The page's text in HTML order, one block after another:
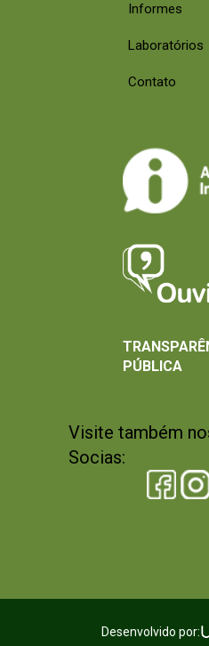
Informes
Laboratórios
Contato
Visite também
Socias:
PÚBLICA
Desenvolvido por: